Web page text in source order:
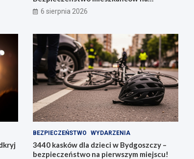
pierwszym miejscu!
6 sierpnia 2026
BEZPIECZEŃSTWO WYDARZENIA
3440 kasków dla dzieci w Bydgoszczy –
bezpieczeństwo na pierwszym miejscu!